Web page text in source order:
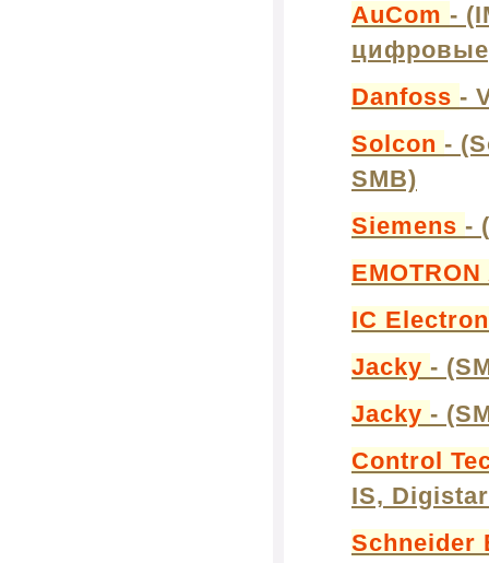
AuCom -
Danfoss -
Solcon -
SMB)
Siemens -
IC
Jacky -
Jacky -
Control
IS,